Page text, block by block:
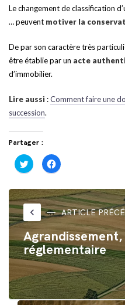
Le changement de classification
… peuvent motiver la
De par son caractère très
être établie par un acte
d’immobilier.
Lire aussi :Comment faire une
succession.
Partager :
Cliquez
pour
partager
Twitter(ouvre
dans
une
nouvelle
fenêtre)
Cliquez
pour
partager
Facebook(ouvre
dans
une
nouvelle
fenêtre)
keyboard_arrow_left ARTICLE
réglementaire